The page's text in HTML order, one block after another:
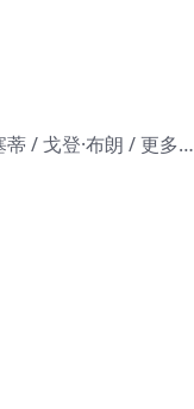
蒂 / 戈登·布朗 / 更多…